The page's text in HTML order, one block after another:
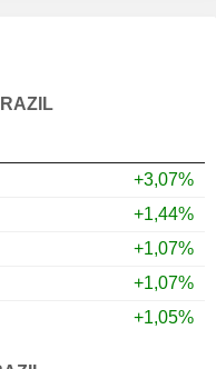
+3,07%
+1,44%
+1,07%
+1,07%
+1,05%